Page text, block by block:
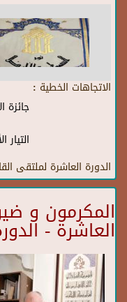
الاتجاهات الخطية :
جائزة
الدورة العاشرة لملتقى
المكرمون و
العاشرة -